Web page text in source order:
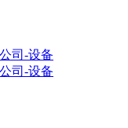
司-设备
司-设备